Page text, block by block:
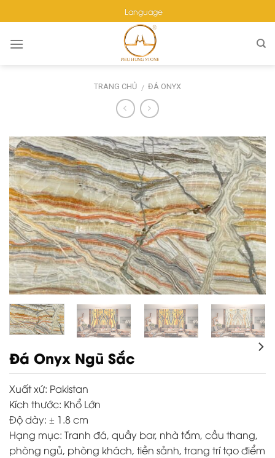
to
content
TRANG CHỦ / ĐÁ ONYX
Đá Onyx Ngũ Sắc
Xuất xứ: Pakistan
Kích thước: Khổ Lớn
Độ dày: ± 1.8 cm
Hạng mục: Tranh đá, quầy bar, nhà tắm, cầu thang,
phòng ngủ, phòng khách, tiền sảnh, trang trí tạo điểm
Language